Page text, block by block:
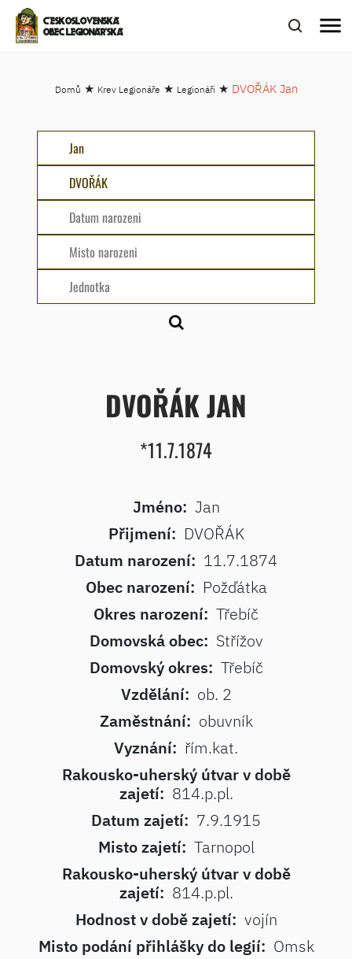
ČESKOSLOVENSKÁ
OBEC LEGIONÁŘSKÁ
menu
Domů ★ Krev Legionáře ★ Legionáři ★ DVOŘÁK Jan
DVOŘÁK JAN
*11.7.1874
Jméno: Jan
Přijmení: DVOŘÁK
Datum narození: 11.7.1874
Obec narození: Požďátka
Okres narození: Třebíč
Domovská obec: Střížov
Domovský okres: Třebíč
Vzdělání: ob. 2
Zaměstnání: obuvník
Vyznání: řím.kat.
Rakousko-uherský útvar v době
zajetí: 814.p.pl.
Datum zajetí: 7.9.1915
Misto zajetí: Tarnopol
Rakousko-uherský útvar v době
zajetí: 814.p.pl.
Hodnost v době zajetí: vojín
Misto podání přihlášky do legií: Omsk